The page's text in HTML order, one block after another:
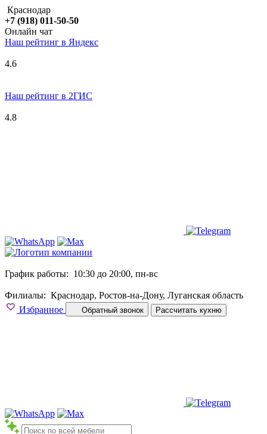
Краснодар
+7 (918) 011-50-50
Онлайн чат
Наш рейтинг в Яндекс
4.6
Наш рейтинг в 2ГИС
4.8
График работы: 10:30 до 20:00, пн-вс
Филиалы: Краснодар, Ростов-на-Дону, Луганская область
Избранное
Обратный звонок Рассчитать кухню